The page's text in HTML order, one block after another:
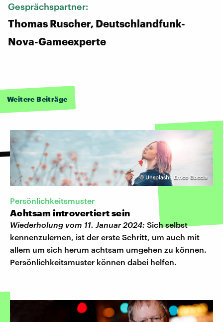
Gesprächspartner:
Thomas Ruscher, Deutschlandfunk-
Nova-Gameexperte
Weitere Beiträge
©Unsplash | Errico Boccia
Persönlichkeitsmuster
Achtsam introvertiert sein
Wiederholung vom 11. Januar 2024: Sich selbst
kennenzulernen, ist der erste Schritt, um auch mit
allem um sich herum achtsam umgehen zu können.
Persönlichkeitsmuster können dabei helfen.